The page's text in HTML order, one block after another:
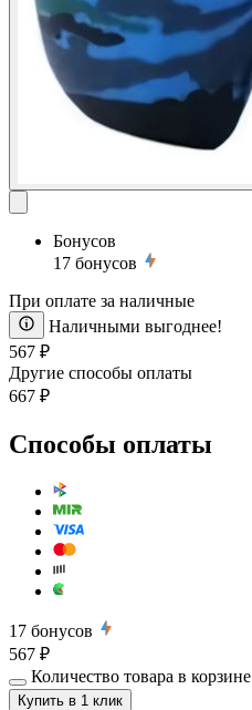
Бонусов
17 бонусов
При оплате за наличные
Наличными выгоднее!
567 ₽
Другие способы оплаты
667 ₽
Способы оплаты
17 бонусов
567 ₽
Количество товара в корзине
Купить в 1 клик